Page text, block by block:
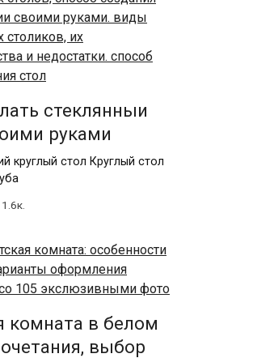
стеклянныи
руками
круглый стол Круглый стол
комната в белом
выбор